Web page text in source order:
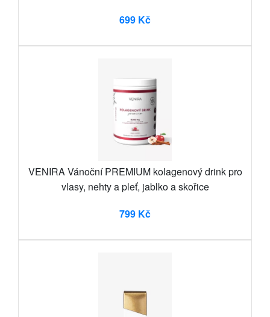
699 Kč
VENIRA Vánoční PREMIUM kolagenový drink pro
vlasy, nehty a pleť, jablko a skořice
799 Kč